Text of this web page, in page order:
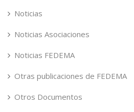
Noticias
Noticias Asociaciones
Noticias FEDEMA
Otras publicaciones de FEDEMA
Otros Documentos